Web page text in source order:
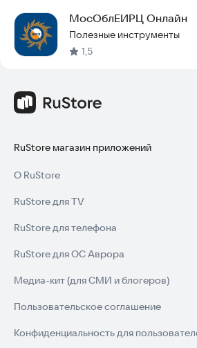
МосОблЕИРЦ Онлайн
Полезные инструменты
1,5
RuStore магазин приложений
О RuStore
RuStore для TV
RuStore для телефона
RuStore для ОС Аврора
Медиа-кит (для СМИ и блогеров)
Пользовательское соглашение
Конфиденциальность для